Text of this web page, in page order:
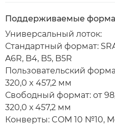
Поддерживаемые
Универсальный лоток:
Стандартный формат:
A6R, B4, B5, B5R
Пользовательский
320,0 x 457,2 мм
Свободный формат: от
320,0 х 457,2 мм
Конверты: COM 10 №10,